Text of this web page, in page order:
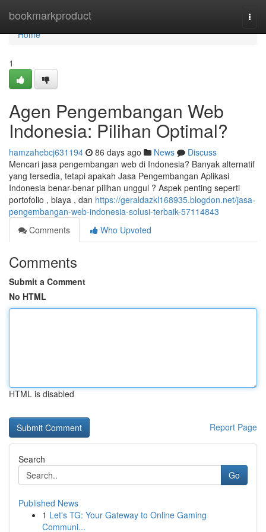
bookmarkproduct
Home
Home
1
Agen Pengembangan Web
Indonesia: Pilihan Optimal?
hamzahebcj631194 86 days ago News
Discuss
Mencari jasa pengembangan web di Indonesia? Banyak alternatif
yang tersedia, tetapi apakah Jasa Pengembangan Aplikasi
Indonesia benar-benar pilihan unggul ? Aspek penting seperti
portofolio , biaya , dan https://geraldazkl168935.blogdon.net/jasa-
pengembangan-web-indonesia-solusi-terbaik-57114843
Comments
Who Upvoted
Comments
Submit a Comment
No HTML
HTML is disabled
Report Page
Search
Go
Published News
1 Let's TG: Your Gateway to Online Gaming
Communi...